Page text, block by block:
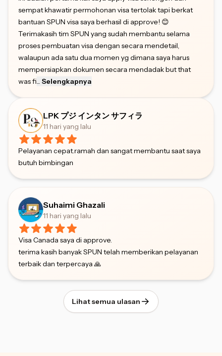
sempat khawatir permohonan visa tertolak tapi berkat
bantuan SPUN visa saya berhasil di approve! 😊
Terimakasih tim SPUN yang sudah membantu selama
proses pembuatan visa dengan secara mendetail,
walaupun ada satu dua momen yg dimana saya harus
mempersiapkan dokumen secara mendadak but that
was fi
Selengkapnya
LPK プジ インタン サフィラ
11 hari yang lalu
Pelayanan cepat.ramah dan sangat membantu saat saya
butuh bimbingan
Suhaimi Ghazali
11 hari yang lalu
Visa Canada saya di approve.
terima kasih banyak SPUN telah memberikan pelayanan
terbaik dan terpercaya 🙏
Lihat semua ulasan